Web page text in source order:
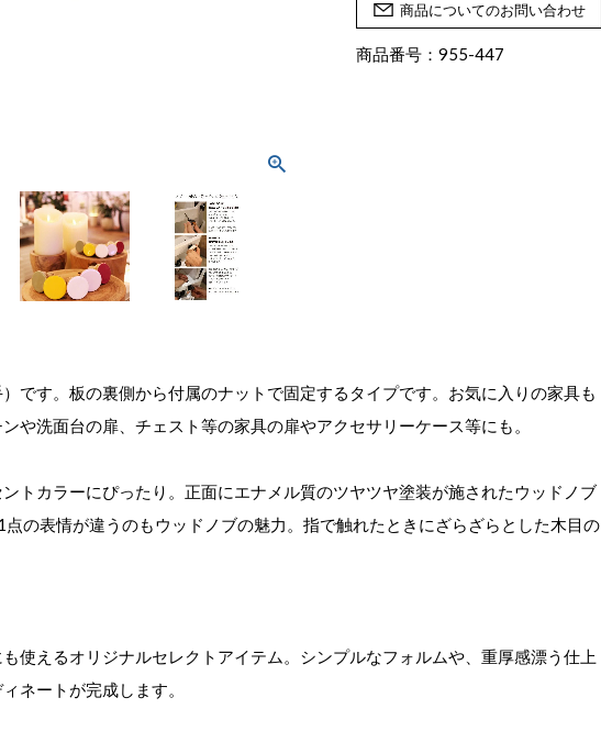
商品についてのお問い合わせ
商品番号：955-447
です。板の裏側から付属のナットで固定するタイプです。お気に入りの家具も
や洗面台の扉、チェスト等の家具の扉やアクセサリーケース等にも。
トカラーにぴったり。正面にエナメル質のツヤツヤ塗装が施されたウッドノブ
の表情が違うのもウッドノブの魅力。指で触れたときにざらざらとした木目の
使えるオリジナルセレクトアイテム。シンプルなフォルムや、重厚感漂う仕上
ネートが完成します。